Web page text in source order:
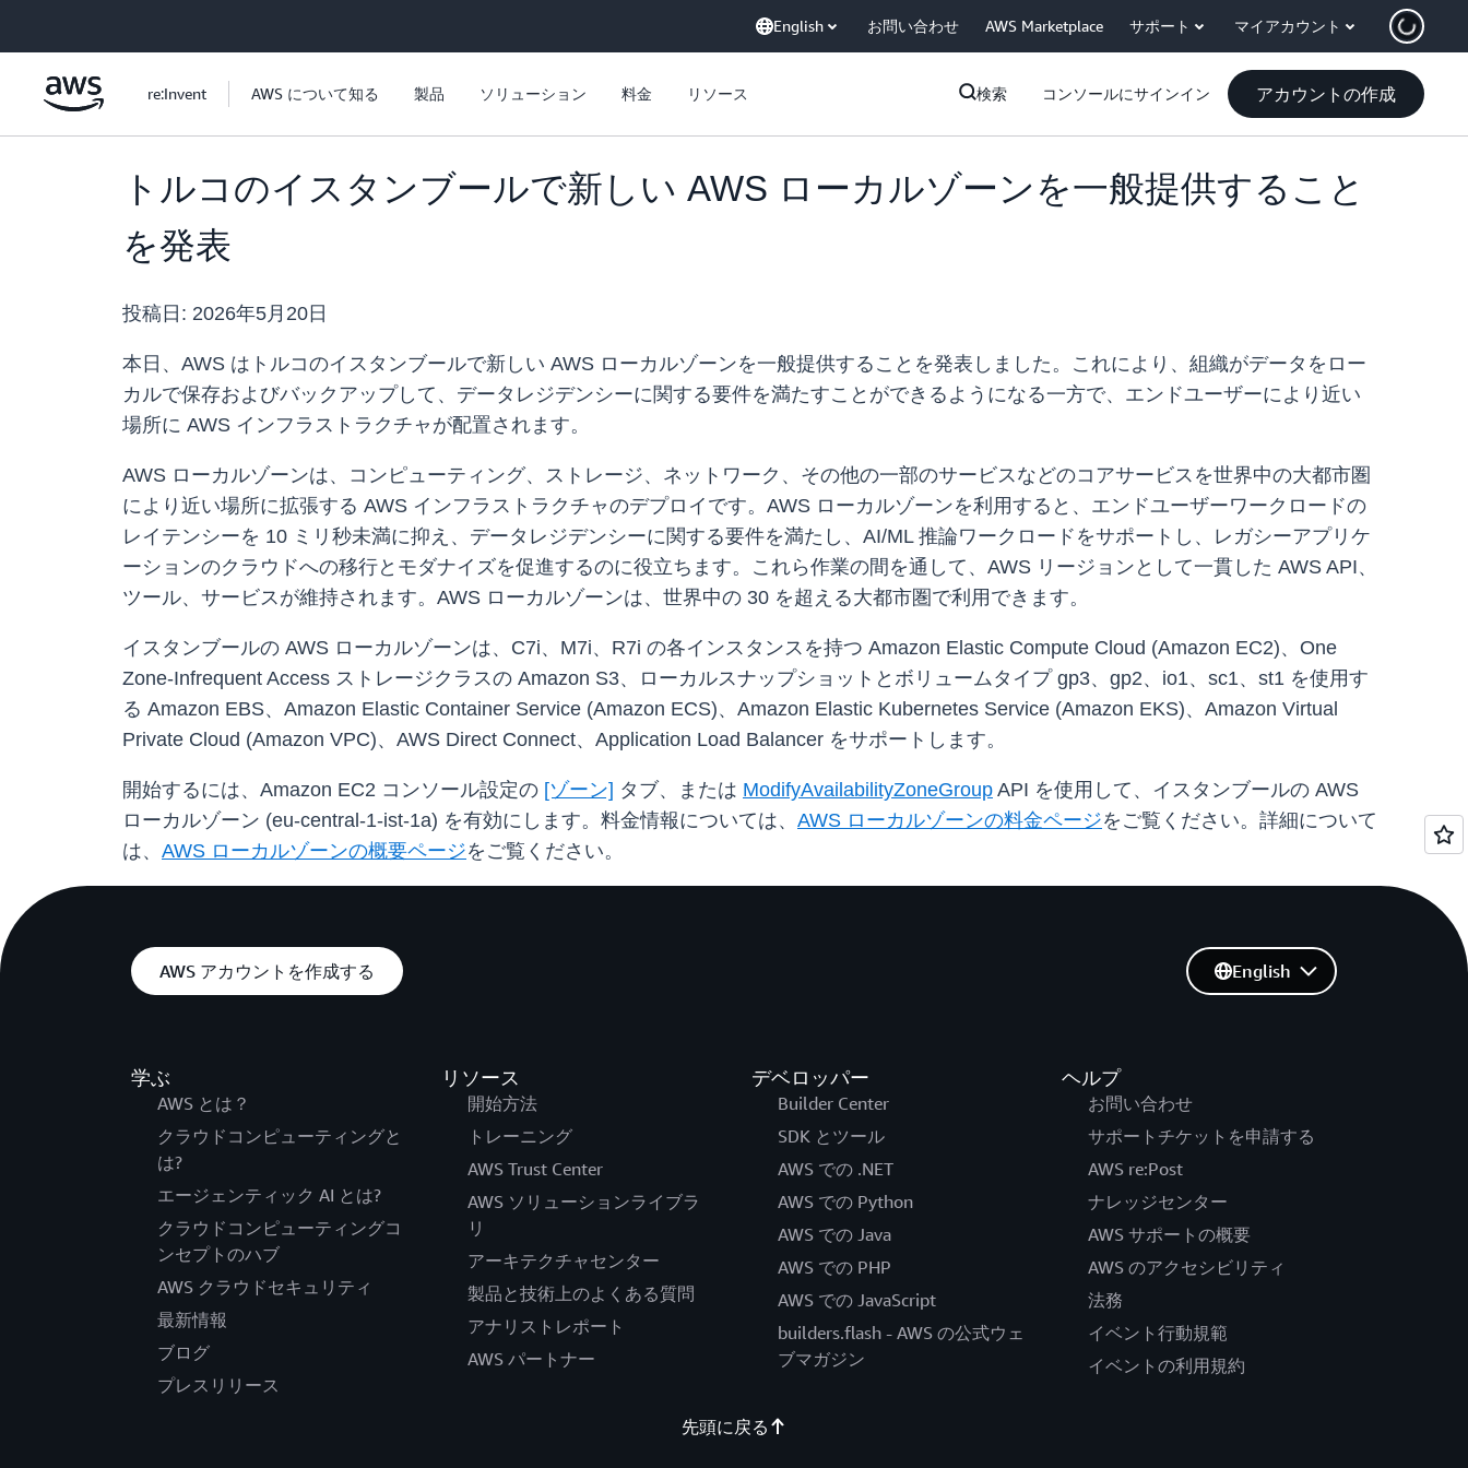
English お問い合わせ AWS Marketplace サポート マイアカウント
re:Invent AWS について知る 製品 ソリューション 料金 リソース 検索 コンソールにサインイン アカウントの作成
トルコのイスタンブールで新しい AWS ローカルゾーンを一般提供すること
を発表
投稿日: 2026年5月20日
本日、AWS はトルコのイスタンブールで新しい AWS ローカルゾーンを一般提供することを発表しました。これにより、組織がデータをロー
カルで保存およびバックアップして、データレジデンシーに関する要件を満たすことができるようになる一方で、エンドユーザーにより近い
場所に AWS インフラストラクチャが配置されます。
AWS ローカルゾーンは、コンピューティング、ストレージ、ネットワーク、その他の一部のサービスなどのコアサービスを世界中の大都市圏
により近い場所に拡張する AWS インフラストラクチャのデプロイです。AWS ローカルゾーンを利用すると、エンドユーザーワークロードの
レイテンシーを 10 ミリ秒未満に抑え、データレジデンシーに関する要件を満たし、AI/ML 推論ワークロードをサポートし、レガシーアプリケ
ーションのクラウドへの移行とモダナイズを促進するのに役立ちます。これら作業の間を通して、AWS リージョンとして一貫した AWS API、
ツール、サービスが維持されます。AWS ローカルゾーンは、世界中の 30 を超える大都市圏で利用できます。
イスタンブールの AWS ローカルゾーンは、C7i、M7i、R7i の各インスタンスを持つ Amazon Elastic Compute Cloud (Amazon EC2)、One
Zone-Infrequent Access ストレージクラスの Amazon S3、ローカルスナップショットとボリュームタイプ gp3、gp2、io1、sc1、st1 を使用す
る Amazon EBS、Amazon Elastic Container Service (Amazon ECS)、Amazon Elastic Kubernetes Service (Amazon EKS)、Amazon Virtual
Private Cloud (Amazon VPC)、AWS Direct Connect、Application Load Balancer をサポートします。
開始するには、Amazon EC2 コンソール設定の [ゾーン] タブ、または ModifyAvailabilityZoneGroup API を使用して、イスタンブールの AWS
ローカルゾーン (eu-central-1-ist-1a) を有効にします。料金情報については、 AWS ローカルゾーンの料金ページをご覧ください。詳細について
は、 AWS ローカルゾーンの概要ページをご覧ください。
AWS アカウントを作成する
学ぶ
AWS とは？
クラウドコンピューティングと
は?
エージェンティック AI とは?
クラウドコンピューティングコ
ンセプトのハブ
AWS クラウドセキュリティ
最新情報
ブログ
プレスリリース
リソース
開始方法
トレーニング
AWS Trust Center
AWS ソリューションライブラ
リ
アーキテクチャセンター
製品と技術上のよくある質問
アナリストレポート
AWS パートナー
デベロッパー
Builder Center
SDK とツール
AWS での .NET
AWS での Python
AWS での Java
AWS での PHP
AWS での JavaScript
builders.flash - AWS の公式ウェ
ブマガジン
ヘルプ
お問い合わせ
サポートチケットを申請する
AWS re:Post
ナレッジセンター
AWS サポートの概要
AWS のアクセシビリティ
法務
イベント行動規範
イベントの利用規約
English
先頭に戻る